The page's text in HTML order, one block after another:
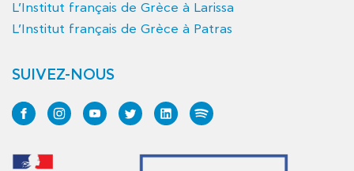
L’Institut français de Grèce à Larissa
L’Institut français de Grèce à Patras
SUIVEZ-NOUS